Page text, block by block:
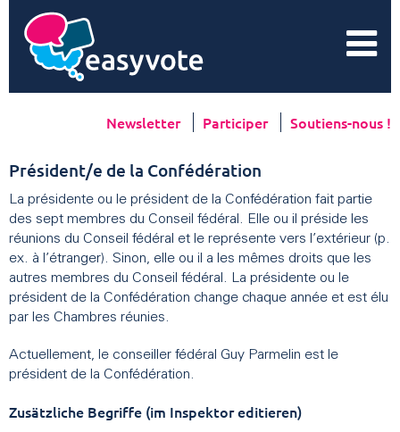
Newsletter Participer Soutiens-nous !
Président/e de la Confédération
La présidente ou le président de la Confédération fait partie
des sept membres du Conseil fédéral. Elle ou il préside les
réunions du Conseil fédéral et le représente vers l’extérieur (p.
ex. à l’étranger). Sinon, elle ou il a les mêmes droits que les
autres membres du Conseil fédéral. La présidente ou le
président de la Confédération change chaque année et est élu
par les Chambres réunies.
Actuellement, le conseiller fédéral Guy Parmelin est le
président de la Confédération.
Zusätzliche Begriffe (im Inspektor editieren)